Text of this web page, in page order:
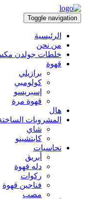
Toggle navigation
الرئيسية
من نحن
خلطات جولدن
قهوة
برازيلي
كولومبي
إسبريسو
قهوة مرة
هال
المشروبات
شاي
كابتشينو
نحاسيات
أبريق
‏دله قهوة
ركوات
فناجين قهوة
مصب